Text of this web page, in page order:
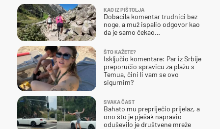
KAO IZ PIŠTOLJA
Dobacila komentar trudnici bez
noge, a muž ispalio odgovor kao
da je samo čekao…
ŠTO KAŽETE?
Isključio komentare: Par iz Srbije
preporučio spravicu za plažu s
Temua, čini li vam se ovo
sigurnim?
SVAKA ČAST
Bahato mu prepriječio prijelaz, a
ono što je pješak napravio
oduševilo je društvene mreže